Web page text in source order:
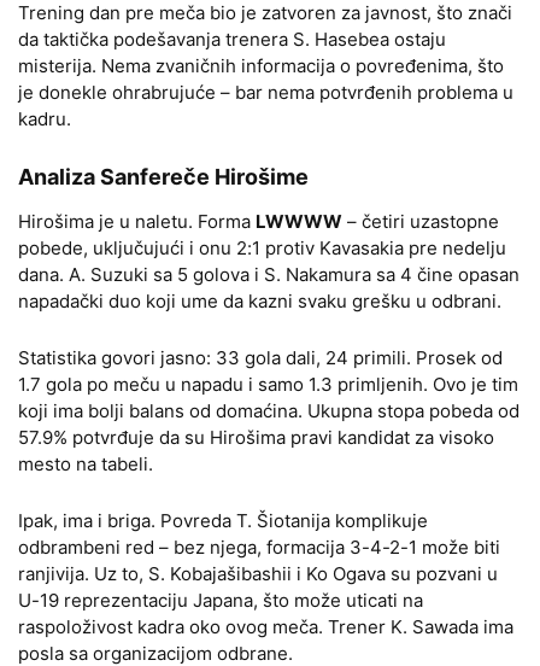
Trening dan pre meča bio je zatvoren za javnost, što znači
da taktička podešavanja trenera S. Hasebea ostaju
misterija. Nema zvaničnih informacija o povređenima, što
je donekle ohrabrujuće – bar nema potvrđenih problema u
kadru.
Analiza Sanfereče Hirošime
Hirošima je u naletu. Forma LWWWW – četiri uzastopne
pobede, uključujući i onu 2:1 protiv Kavasakia pre nedelju
dana. A. Suzuki sa 5 golova i S. Nakamura sa 4 čine opasan
napadački duo koji ume da kazni svaku grešku u odbrani.
Statistika govori jasno: 33 gola dali, 24 primili. Prosek od
1.7 gola po meču u napadu i samo 1.3 primljenih. Ovo je tim
koji ima bolji balans od domaćina. Ukupna stopa pobeda od
57.9% potvrđuje da su Hirošima pravi kandidat za visoko
mesto na tabeli.
Ipak, ima i briga. Povreda T. Šiotanija komplikuje
odbrambeni red – bez njega, formacija 3-4-2-1 može biti
ranjivija. Uz to, S. Kobajašibashii i Ko Ogava su pozvani u
U-19 reprezentaciju Japana, što može uticati na
raspoloživost kadra oko ovog meča. Trener K. Sawada ima
posla sa organizacijom odbrane.